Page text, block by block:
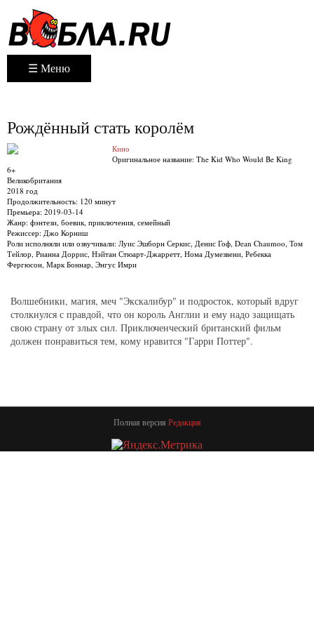
☰ Меню
Рождённый стать королём
Кино
Оригинальное название: The Kid Who Would Be King
6+
Великобритания
2018 год
Продолжительность: 120 минут
Премьера: 2019-03-14
Жанр: фэнтези, боевик, приключения, семейный
Режиссер: Джо Корниш
Роли исполняли или озвучивали: Луис Эшборн Серкис, Денис Гоф, Dean Chaumoo, Том
Тейлор, Рианна Доррис, Нэйтан Стюарт-Джарретт, Нома Думезвени, Ребекка
Фергюсон, Марк Боннар, Энгус Имри
Волшебники, магия, меч "Экскалибур" и подросток, который вдруг
столкнулся с правдой, что он король Англии и ему надо защищать
свою страну от злых сил. Приключенческий британский фильм
должен понравиться тем, кому нравится "Гарри Поттер".
Полная версия Редакция